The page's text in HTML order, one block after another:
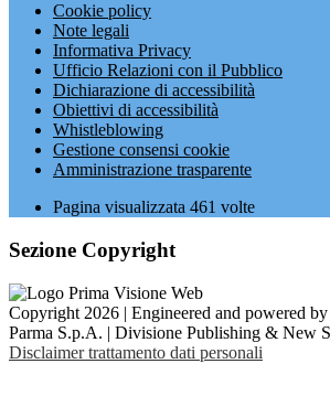
Cookie policy
Note legali
Informativa Privacy
Ufficio Relazioni con il Pubblico
Dichiarazione di accessibilità
Obiettivi di accessibilità
Whistleblowing
Gestione consensi cookie
Amministrazione trasparente
Pagina visualizzata 461 volte
Sezione Copyright
Copyright 2026 | Engineered and powered
Parma S.p.A. | Divisione Publishing & New
Disclaimer trattamento dati personali